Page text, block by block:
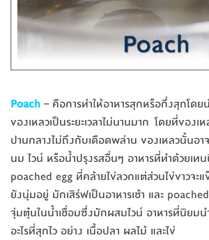
Poach – คือการทำให้อาหารสุกหรือกึ่งสุกโดย
ของเหลวเป็นระยะเวลาไม่นานมาก โดยที่ขอ
ปานกลางไม่ถึงกับเดือดพล่าน ของเหลวนั้นอา
นม ไวน์ หรือน้ำปรุงรสอื่นๆ อาหารที่ทำด้วยเ
poached egg ที่คล้ายไข่ลวกแต่ส่วนไข่ขาวจะ
ยังนุ่มอยู่ มักเสิร์ฟเป็นอาหารเช้า และ
จุ่มตุ๋นในน้ำเชื่อมซึ่งมักผสมไวน์ อาหารที่นิยม
อะไรที่สุกไว อย่าง เนื้อปลา ผลไม้ และไข่